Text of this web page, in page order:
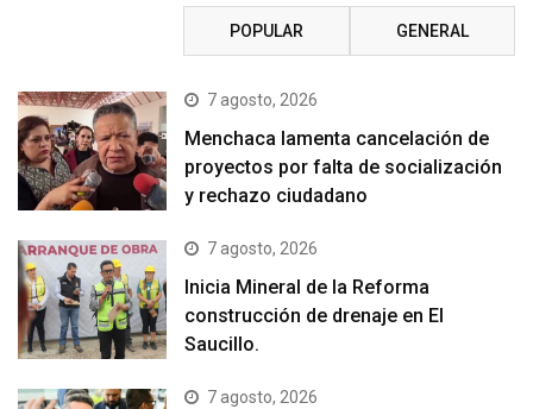
POPULAR GENERAL
7 agosto, 2026
Menchaca lamenta cancelación de
proyectos por falta de socialización
y rechazo ciudadano
7 agosto, 2026
Inicia Mineral de la Reforma
construcción de drenaje en El
Saucillo.
7 agosto, 2026